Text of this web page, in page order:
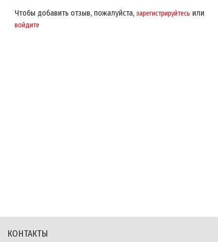
Чтобы добавить отзыв, пожалуйста, зарегистрируйтесь или
войдите
КОНТАКТЫ